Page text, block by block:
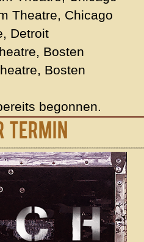
Theatre, Chicago
Detroit
Bosten
Bosten
begonnen.
Termin